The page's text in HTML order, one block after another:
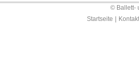
© Ballett-
Startseite
Kontakt